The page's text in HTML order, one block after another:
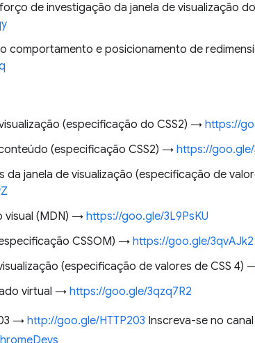
de investigação da janela de visualização
comportamento e posicionamento de
(especificação do CSS2) → https://
(especificação CSS2) →https://goo.gle/
da janela de visualização (especificação de
visual (MDN) → https://goo.gle/3L9PsKU
CSSOM) → https://goo.gle/3qvAJk2
(especificação de valores de CSS 4)
virtual → https://goo.gle/3qzq7R2
→ http://goo.gle/HTTP203 Inscreva-se no